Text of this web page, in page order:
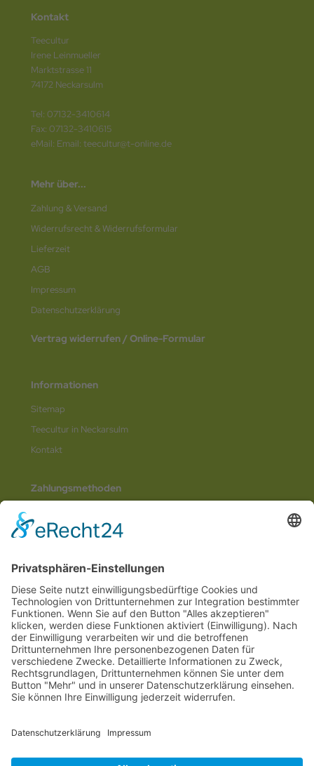
Kontakt
Teecultur
Irene Leinmueller
Marktstrasse 11
74172 Neckarsulm
Tel: 07132-3410614
Fax: 07132-3410615
eMail: Email: teecultur@t-online.de
Mehr über...
Zahlung & Versand
Widerrufsrecht & Widerrufsformular
Lieferzeit
AGB
Impressum
Datenschutz­erklärung
Vertrag widerrufen / Online-Formular
Informationen
Sitemap
Teecultur in Neckarsulm
Kontakt
Zahlungsmethoden
Social Media
© 2026Internetwerbung by Webjoker.eu
Wir sind IhrOnline www für ganz Deutschlandund alle Bundesländer wieBaden-
Würtemberg,Bayern,Hessen,Saarland,Rheinland-Pfalz,Nordrhein-
Westfalen
Thüringen Bremen Hamburg , Schleswig-Holstein
Mecklenburg-
Vorpommern,Niedersachsen,Sachsen ,Sachsen-Anhalt
Hamburg,Wiesbaden ,Schwerin,Hannover